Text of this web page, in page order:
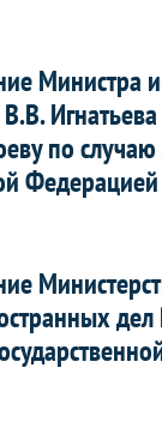
Министра
по случаю
Федерацией